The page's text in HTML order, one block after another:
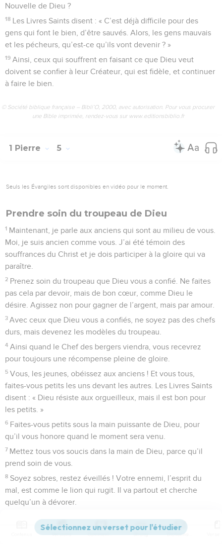
Nouvelle de Dieu ?
18 Les Livres Saints disent : « C’est déjà difficile pour des
gens qui font le bien, d’être sauvés. Alors, les gens mauvais
et les pécheurs, qu’est-ce qu’ils vont devenir ? »
19 Ainsi, ceux qui souffrent en faisant ce que Dieu veut
doivent se confier à leur Créateur, qui est fidèle, et continuer
à faire le bien.
© Société biblique française – Bibli’O, 2000, avec autorisation. Pour vous procurer
une Bible imprimée, rendez-vous sur www.editionsbiblio.fr
1 Pierre 5
Seuls les Évangiles sont disponibles en vidéo pour le moment.
Prendre soin du troupeau de Dieu
1 Maintenant, je parle aux anciens qui sont au milieu de vous.
Moi, je suis ancien comme vous. J’ai été témoin des
souffrances du Christ et je dois participer à la gloire qui va
paraître.
2 Prenez soin du troupeau que Dieu vous a confié. Ne faites
pas cela par devoir, mais de bon cœur, comme Dieu le
désire. Agissez non pour gagner de l’argent, mais par amour.
3 Avec ceux que Dieu vous a confiés, ne soyez pas des chefs
durs, mais devenez les modèles du troupeau.
4 Ainsi quand le Chef des bergers viendra, vous recevrez
pour toujours une récompense pleine de gloire.
5 Vous, les jeunes, obéissez aux anciens ! Et vous tous,
faites-vous petits les uns devant les autres. Les Livres Saints
disent : « Dieu résiste aux orgueilleux, mais il est bon pour
les petits. »
6 Faites-vous petits sous la main puissante de Dieu, pour
qu’il vous honore quand le moment sera venu.
7 Mettez tous vos soucis dans la main de Dieu, parce qu’il
prend soin de vous.
8 Soyez sobres, restez éveillés ! Votre ennemi, l’esprit du
mal, est comme le lion qui rugit. Il va partout et cherche
quelqu’un à dévorer.
dans le monde entier, vos frères et sœurs chrétiens souffrent
Versions Commentaires Strong